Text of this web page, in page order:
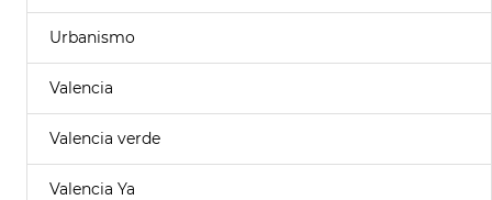
Urbanismo
Valencia
Valencia verde
Valencia Ya